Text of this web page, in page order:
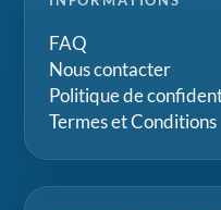
FAQ
Nous contacter
Politique de
Termes et Conditions